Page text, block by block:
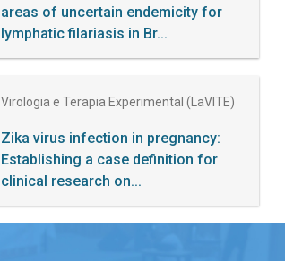
areas of uncertain endemicity for
lymphatic filariasis in Br...
Virologia e Terapia Experimental (LaVITE)
Zika virus infection in pregnancy:
Establishing a case definition for
clinical research on...